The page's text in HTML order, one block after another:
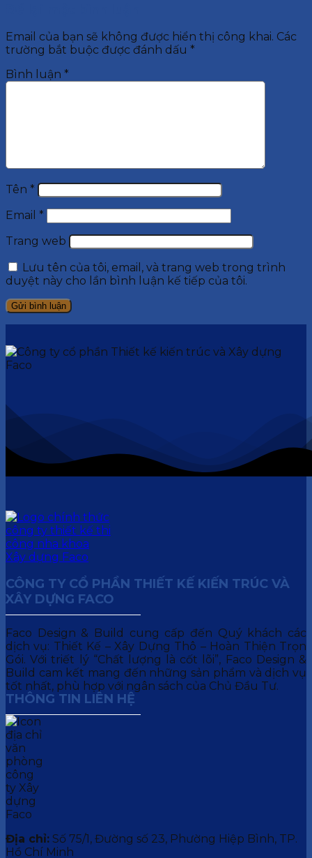
Email của bạn sẽ không được hiển thị công khai. Các
trường bắt buộc được đánh dấu *
Bình luận *
Tên *
Email *
Trang web
Lưu tên của tôi, email, và trang web trong trình
duyệt này cho lần bình luận kế tiếp của tôi.
CÔNG TY CỔ PHẦN THIẾT KẾ KIẾN TRÚC VÀ
XÂY DỰNG FACO
Faco Design & Build cung cấp đến Quý khách các
dịch vụ: Thiết Kế – Xây Dựng Thô – Hoàn Thiện Trọn
Gói. Với triết lý “Chất lượng là cốt lõi”, Faco Design &
Build cam kết mang đến những sản phẩm và dịch vụ
tốt nhất, phù hợp với ngân sách của Chủ Đầu Tư.
THÔNG TIN LIÊN HỆ
Địa chỉ: Số 75/1, Đường số 23, Phường Hiệp Bình, TP.
Hồ Chí Minh